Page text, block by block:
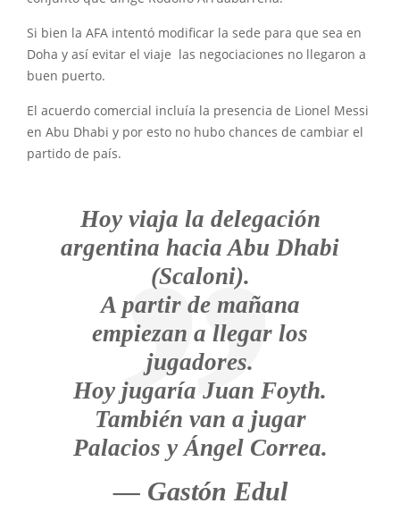
Si bien la AFA intentó modificar la sede para que sea en
Doha y así evitar el viaje las negociaciones no llegaron a
buen puerto.
El acuerdo comercial incluía la presencia de Lionel Messi
en Abu Dhabi y por esto no hubo chances de cambiar el
partido de país.
Hoy viaja la delegación
argentina hacia Abu Dhabi
(Scaloni).
A partir de mañana
empiezan a llegar los
jugadores.
Hoy jugaría Juan Foyth.
También van a jugar
Palacios y Ángel Correa.
— Gastón Edul